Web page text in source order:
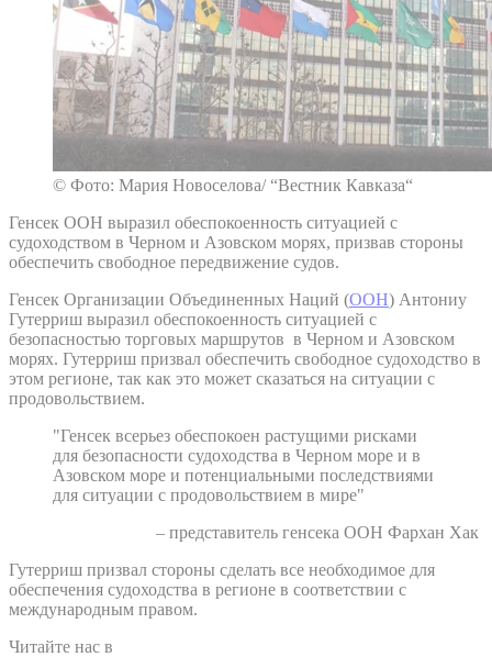
© Фото: Мария Новоселова/ “Вестник Кавказа“
Генсек ООН выразил обеспокоенность ситуацией с
судоходством в Черном и Азовском морях, призвав стороны
обеспечить свободное передвижение судов.
Генсек Организации Объединенных Наций (ООН) Антониу
Гутерриш выразил обеспокоенность ситуацией с
безопасностью торговых маршрутов в Черном и Азовском
морях. Гутерриш призвал обеспечить свободное судоходство в
этом регионе, так как это может сказаться на ситуации с
продовольствием.
"Генсек всерьез обеспокоен растущими рисками
для безопасности судоходства в Черном море и в
Азовском море и потенциальными последствиями
для ситуации с продовольствием в мире"
– представитель генсека ООН Фархан Хак
Гутерриш призвал стороны сделать все необходимое для
обеспечения судоходства в регионе в соответствии с
международным правом.
Читайте нас в